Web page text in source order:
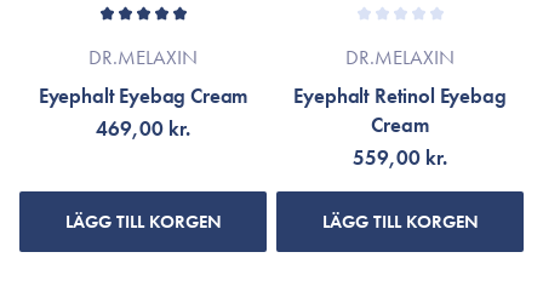
DR.MELAXIN
Eyephalt Eyebag Cream
469,00 kr.
LÄGG TILL KORGEN
DR.MELAXIN
Eyephalt Retinol Eyebag
Cream
559,00 kr.
LÄGG TILL KORGEN